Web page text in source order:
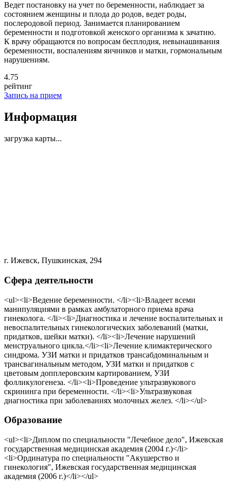
Ведет постановку на учет по беременности, наблюдает за
состоянием женщины и плода до родов, ведет роды,
послеродовой период. Занимается планированием
беременности и подготовкой женского организма к зачатию.
К врачу обращаются по вопросам бесплодия, невынашивания
беременности, воспалениям яичников и матки, гормональным
нарушениям.
4.75
рейтинг
Запись на прием
Информация
загрузка карты...
г. Ижевск, Пушкинская, 294
Сфера деятельности
<ul><li>Ведение беременности. </li><li>Владеет всеми
манипуляциями в рамках амбулаторного приема врача
гинеколога. </li><li>Диагностика и лечение воспалительных и
невоспалительных гинекологических заболеваний (матки,
придатков, шейки матки). </li><li>Лечение нарушений
менструального цикла.</li><li>Лечение климактерического
синдрома. УЗИ матки и придатков трансабдоминальным и
трансвагинальным методом, УЗИ матки и придатков с
цветовым допплеровским картированием, УЗИ
фолликулогенеза. </li><li>Проведение ультразвукового
скрининга при беременности. </li><li>Ультразвуковая
диагностика при заболеваниях молочных желез. </li></ul>
Образование
<ul><li>Диплом по специальности "Лечебное дело", Ижевская
государственная медицинская академия (2004 г.)</li>
<li>Ординатура по специальности "Акушерство и
гинекология", Ижевская государственная медицинская
академия (2006 г.)</li></ul>